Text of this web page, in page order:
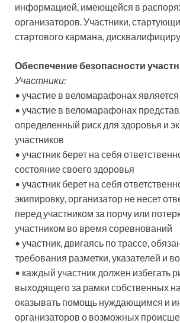
информацией, имеющейся в
организаторов. Участники,
стартового кармана,
Обеспечение безопасности
Участники:
• участие в веломарафонах
• участие в веломарафонах
определенный риск для здоровья и
участников
• участник берет на себя
состояние своего здоровья
• участник берет на себя
экипировку, организатор не несет
перед участником за порчу или
участником во время соревнований
• участник, двигаясь по трассе,
требования разметки, указателей и
• каждый участник должен избегать
выходящего за рамки собственных
оказывать помощь нуждающимся и
организаторов о возможных